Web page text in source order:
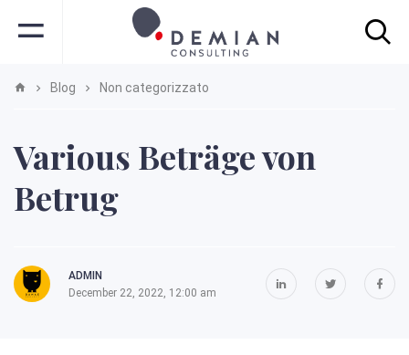
Blog Non categorizzato
Various Beträge von
Betrug
ADMIN
December 22, 2022, 12:00 am